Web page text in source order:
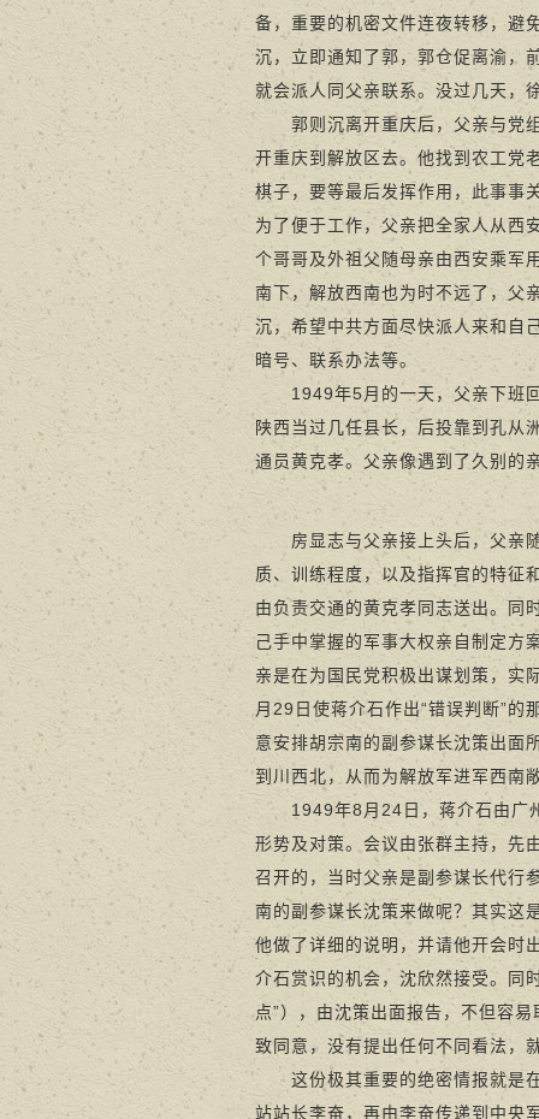
备，重要的机密文件连夜转移，避
沉，立即通知了郭，郭仓促离渝，
就会派人同父亲联系。没过几天，
郭则沉离开重庆后，父亲与党组
开重庆到解放区去。他找到农工党
棋子，要等最后发挥作用，此事事
为了便于工作，父亲把全家人从西
个哥哥及外祖父随母亲由西安乘军
南下，解放西南也为时不远了，父
沉，希望中共方面尽快派人来和自
暗号、联系办法等。
1949年5月的一天，父亲下班回
陕西当过几任县长，后投靠到孔从
通员黄克孝。父亲像遇到了久别的
房显志与父亲接上头后，父亲随
质、训练程度，以及指挥官的特征
由负责交通的黄克孝同志送出。同
己手中掌握的军事大权亲自制定方
亲是在为国民党积极出谋划策，实
月29日使蒋介石作出“错误判断”的
意安排胡宗南的副参谋长沈策出面
到川西北，从而为解放军进军西南
1949年8月24日，蒋介石由广州
形势及对策。会议由张群主持，先
召开的，当时父亲是副参谋长代行
南的副参谋长沈策来做呢？其实这
他做了详细的说明，并请他开会时
介石赏识的机会，沈欣然接受。同
点”），由沈策出面报告，不但容
致同意，没有提出任何不同看法，
这份极其重要的绝密情报就是在
站站长李奋，再由李奋传递到中央